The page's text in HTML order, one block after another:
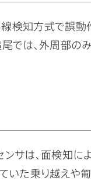
検知方式で誤動
尾では、外周部
ンサは、面検知
ていた乗り越え